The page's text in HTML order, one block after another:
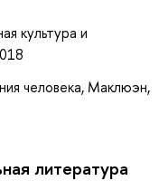
культура и
человека, Маклюэн,
литература